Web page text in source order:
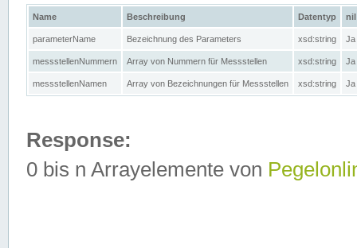
Name Beschreibung Datentyp nil
parameterName Bezeichnung des Parameters xsd:string Ja
messstellenNummern Array von Nummern für Messstellen xsd:string Ja
messstellenNamen Array von Bezeichnungen für Messstellen xsd:string Ja
Response:
0 bis n Arrayelemente von